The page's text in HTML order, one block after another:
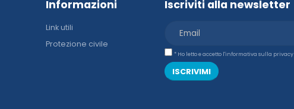
Informazioni
Link utili
Protezione civile
Iscriviti alla newsletter
* Ho letto e accetto l'informativa sulla privacy
ISCRIVIMI